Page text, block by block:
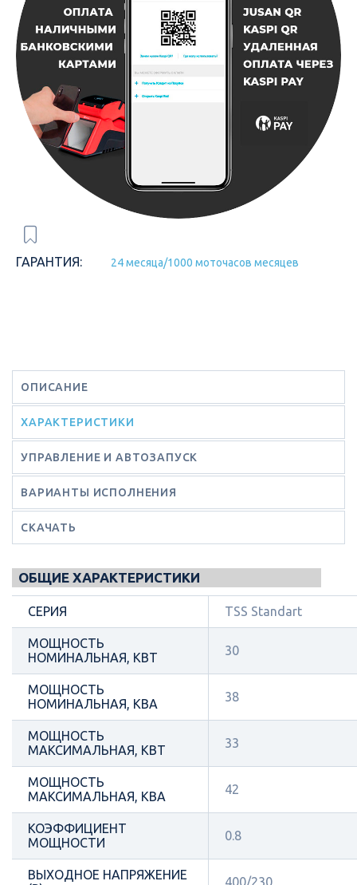
ГАРАНТИЯ: 24 месяца/1000 моточасов месяцев
ОПИСАНИЕ
ХАРАКТЕРИСТИКИ
УПРАВЛЕНИЕ И АВТОЗАПУСК
ВАРИАНТЫ ИСПОЛНЕНИЯ
СКАЧАТЬ
ОБЩИЕ ХАРАКТЕРИСТИКИ
СЕРИЯ TSS Standart
МОЩНОСТЬ
НОМИНАЛЬНАЯ, КВТ
30
МОЩНОСТЬ
НОМИНАЛЬНАЯ, КВА
38
МОЩНОСТЬ
МАКСИМАЛЬНАЯ, КВТ
33
МОЩНОСТЬ
МАКСИМАЛЬНАЯ, КВА
42
КОЭФФИЦИЕНТ
МОЩНОСТИ
0.8
ВЫХОДНОЕ НАПРЯЖЕНИЕ
400/230